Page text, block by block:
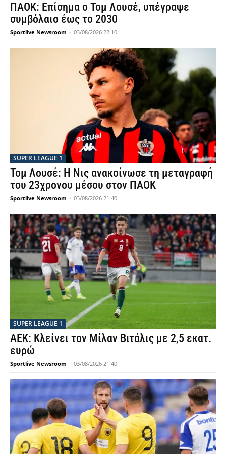
ΠΑΟΚ: Επίσημα ο Τομ Λουσέ, υπέγραψε
συμβόλαιο έως το 2030
Sportlive Newsroom - 03/08/2026 22:10
SUPER LEAGUE 1
Τομ Λουσέ: Η Νις ανακοίνωσε τη μεταγραφή
του 23χρονου μέσου στον ΠΑΟΚ
Sportlive Newsroom - 03/08/2026 21:40
SUPER LEAGUE 1
ΑΕΚ: Κλείνει τον Μίλαν Βιτάλις με 2,5 εκατ.
ευρώ
Sportlive Newsroom - 03/08/2026 21:40